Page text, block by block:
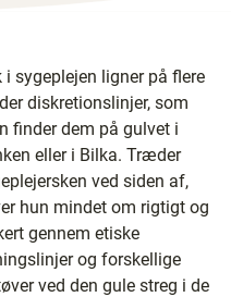
i sygeplejen ligner på flere
diskretionslinjer, som
finder dem på gulvet i
eller i Bilka. Træder
ved siden af,
hun mindet om rigtigt og
gennem etiske
og forskellige
ved den gule streg i de